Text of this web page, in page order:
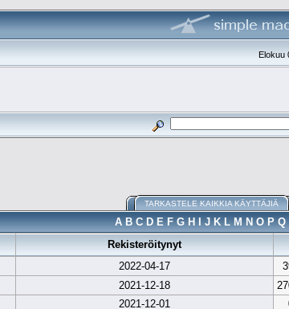
Elokuu
TARKASTELE KAIKKIA KÄYTTÄJIÄ
A B C D E F G H I J K L M N O P Q
Rekisteröitynyt
2022-04-17
2021-12-18
2021-12-01